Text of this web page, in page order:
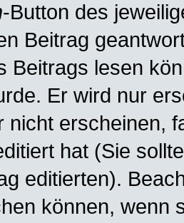
-Button des
Beitrag
Beitrags lesen
Er wird nur
nicht erscheinen,
hat (Sie
editierten).
können, wenn